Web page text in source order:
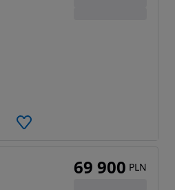
69 900 PLN